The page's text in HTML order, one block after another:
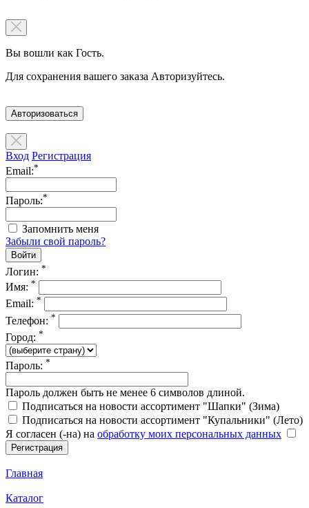
Вы вошли как Гость.
Для сохранения вашего заказа Авторизуйтесь.
Авторизоваться
Вход Регистрация
Email:*
Пароль:*
Запомнить меня
Забыли свой пароль?
Логин: *
Имя: *
Email: *
Телефон: *
Город: *
Пароль: *
Пароль должен быть не менее 6 символов длиной.
Подписаться на новости ассортимент "Шапки" (Зима)
Подписаться на новости ассортимент "Купальники" (Лето)
Я согласен (-на) на обработку моих персональных данных
Главная
Каталог